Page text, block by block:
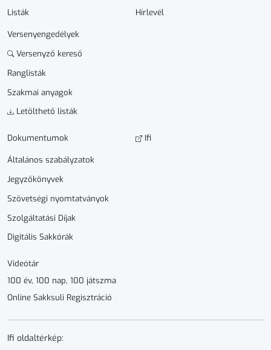
Listák
Versenyengedélyek
Versenyző kereső
Ranglisták
Szakmai anyagok
Letölthető listák
Hírlevél
Dokumen­­tumok
Általános szabályzatok
Jegyzőkönyvek
Szövetségi nyomtatványok
Szolgáltatási Díjak
Digitális Sakkórák
Ifi
Videótár
100 év, 100 nap, 100 játszma
Online Sakksuli Regisztráció
Ifi oldaltérkép: